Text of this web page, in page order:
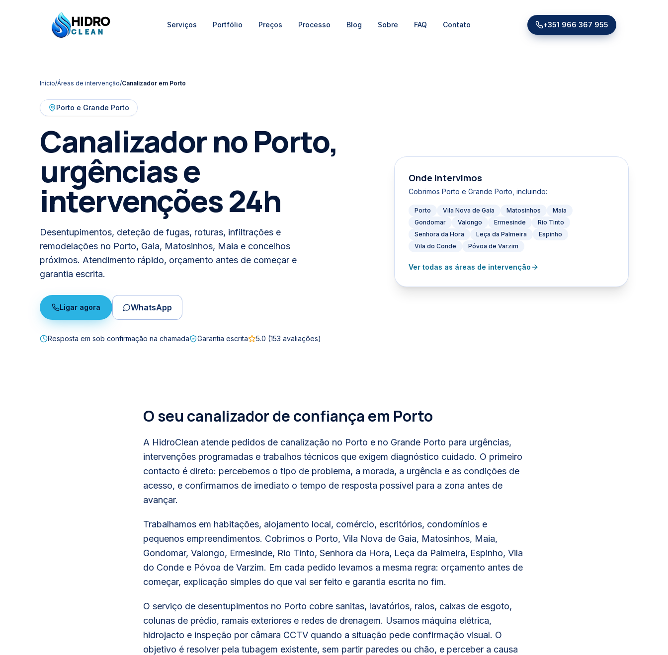
HIDRO
CLEAN
HidroClean Canalizações
Serviços Portfólio Preços Processo Blog Sobre FAQ Contato +351 966 367 955
Início/Áreas de intervenção/Canalizador em Porto
Porto e Grande Porto
Canalizador no Porto,
urgências e
intervenções 24h
Desentupimentos, deteção de fugas, roturas, infiltrações e
remodelações no Porto, Gaia, Matosinhos, Maia e concelhos
próximos. Atendimento rápido, orçamento antes de começar e
garantia escrita.
Ligar agora WhatsApp
Resposta em sob confirmação na chamada Garantia escrita 5.0 (153 avaliações)
Onde intervimos
Cobrimos Porto e Grande Porto , incluindo:
Porto Vila Nova de Gaia Matosinhos
Maia
Gondomar
Valongo Ermesinde
Rio Tinto
Senhora da Hora
Leça da Palmeira
Espinho
Vila do Conde
Póvoa de Varzim
Ver todas as áreas de intervenção
O seu canalizador de confiança em Porto
A HidroClean atende pedidos de canalização no Porto e no Grande Porto para urgências,
intervenções programadas e trabalhos técnicos que exigem diagnóstico cuidado. O primeiro
contacto é direto: percebemos o tipo de problema, a morada, a urgência e as condições de
acesso, e confirmamos de imediato o tempo de resposta possível para a zona antes de
avançar.
Trabalhamos em habitações, alojamento local, comércio, escritórios, condomínios e
pequenos empreendimentos. Cobrimos o Porto, Vila Nova de Gaia, Matosinhos, Maia,
Gondomar, Valongo, Ermesinde, Rio Tinto, Senhora da Hora, Leça da Palmeira, Espinho, Vila
do Conde e Póvoa de Varzim. Em cada pedido levamos a mesma regra: orçamento antes de
começar, explicação simples do que vai ser feito e garantia escrita no fim.
O serviço de desentupimentos no Porto cobre sanitas, lavatórios, ralos, caixas de esgoto,
colunas de prédio, ramais exteriores e redes de drenagem. Usamos máquina elétrica,
hidrojacto e inspeção por câmara CCTV quando a situação pede confirmação visual. O
objetivo é resolver pela tubagem existente, sem partir paredes ou chão, e perceber a causa